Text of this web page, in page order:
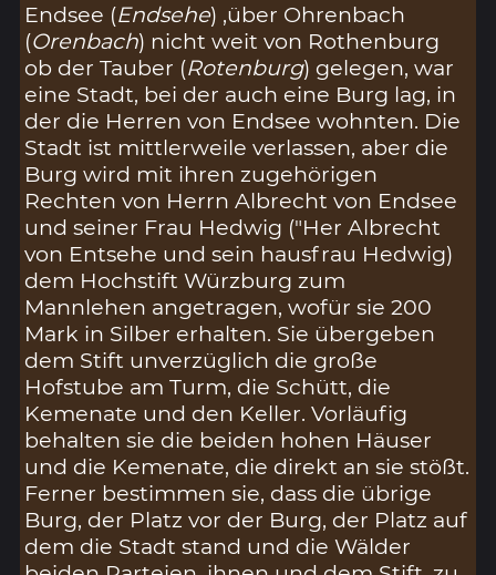
Endsee (Endsehe) ,über Ohrenbach
(Orenbach) nicht weit von Rothenburg
ob der Tauber (Rotenburg) gelegen, war
eine Stadt, bei der auch eine Burg lag, in
der die Herren von Endsee wohnten. Die
Stadt ist mittlerweile verlassen, aber die
Burg wird mit ihren zugehörigen
Rechten von Herrn Albrecht von Endsee
und seiner Frau Hedwig ("Her Albrecht
von Entsehe und sein hausfrau Hedwig)
dem Hochstift Würzburg zum
Mannlehen angetragen, wofür sie 200
Mark in Silber erhalten. Sie übergeben
dem Stift unverzüglich die große
Hofstube am Turm, die Schütt, die
Kemenate und den Keller. Vorläufig
behalten sie die beiden hohen Häuser
und die Kemenate, die direkt an sie stößt.
Ferner bestimmen sie, dass die übrige
Burg, der Platz vor der Burg, der Platz auf
dem die Stadt stand und die Wälder